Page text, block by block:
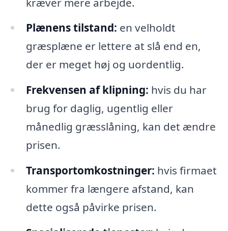
Plænens tilstand: en velholdt
græsplæne er lettere at slå end en,
der er meget høj og uordentlig.
Frekvensen af klipning: hvis du har
brug for daglig, ugentlig eller
månedlig græsslåning, kan det ændre
prisen.
Transportomkostninger: hvis firmaet
kommer fra længere afstand, kan
dette også påvirke prisen.